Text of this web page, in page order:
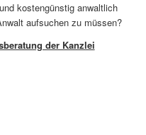
kostengünstig anwaltlich
aufsuchen zu müssen?
der Kanzlei